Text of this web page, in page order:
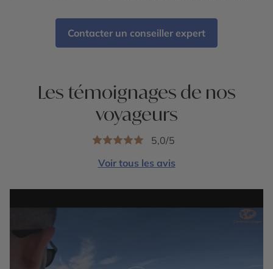
Contacter un conseiller expert
Les témoignages de nos
voyageurs
5,0/5
Voir tous les avis